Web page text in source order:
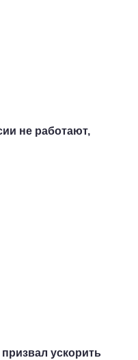
не работают,
ускорить